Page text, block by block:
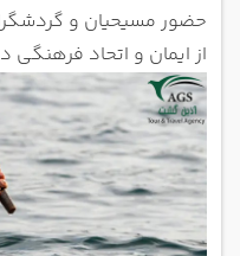
حضور مسیحیان و
از ایمان و اتحاد فرهنگی